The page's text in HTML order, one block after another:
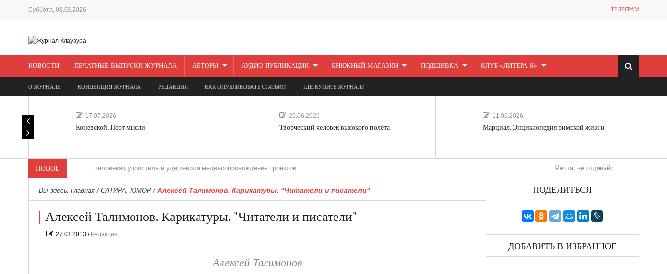
Суббота, 08.08.2026 ТЕЛЕГРАМ
НОВОСТИ ПЕЧАТНЫЕ ВЫПУСКИ ЖУРНАЛА АВТОРЫ АУДИО-ПУБЛИКАЦИИ КНИЖНЫЙ МАГАЗИН ПОДШИВКА КЛУБ «ЛИТЕРА-К»
О ЖУРНАЛЕ КОНЦЕПЦИЯ ЖУРНАЛА РЕДАКЦИЯ КАК ОПУБЛИКОВАТЬ СТАТЬЮ? ГДЕ КУПИТЬ ЖУРНАЛ?
17.07.2026
Коневской. Поэт мысли
25.06.2026
Творческий человек высокого полёта
11.06.2026
Марциал. Энциклопедия римской жизни
НОВОЕ
«Редакция одного человека» упростила и удешевила медиасопровождение проектов Мечта, не отдавайся! «Шведская история
Вы здесь: Главная/ САТИРА, ЮМОР/ Алексей Талимонов. Карикатуры. "Читатели и писатели"
Алексей Талимонов. Карикатуры. "Читатели и писатели"
27.03.2013/ Редакция
Алексей Талимонов
ПОДЕЛИТЬСЯ
ДОБАВИТЬ В ИЗБРАННОЕ